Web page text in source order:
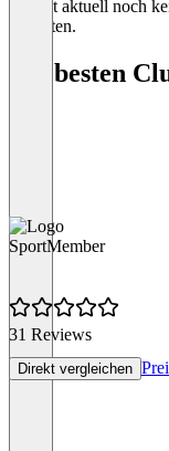
Es gibt aktuell noch
enthalten.
Die besten
SportMember
31 Reviews
Direkt vergleichen